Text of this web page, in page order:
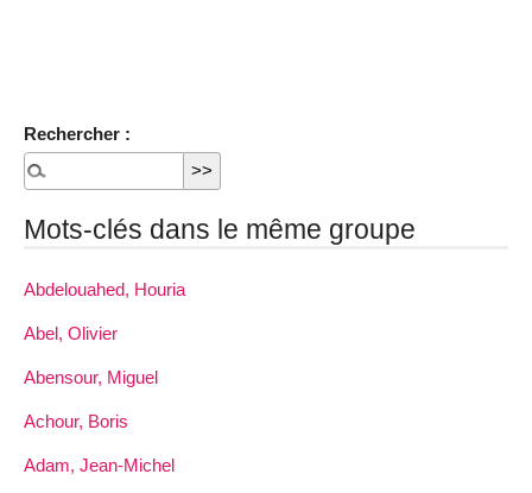
Rechercher :
Mots-clés dans le même groupe
Abdelouahed, Houria
Abel, Olivier
Abensour, Miguel
Achour, Boris
Adam, Jean-Michel